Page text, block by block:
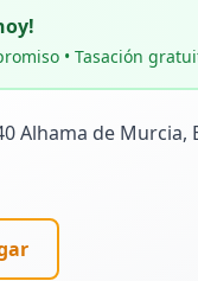
• Tasación
Alhama de Murcia,